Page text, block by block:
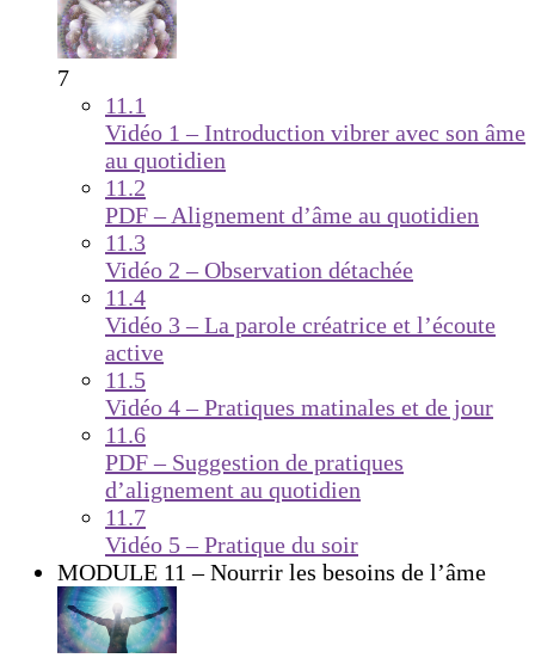
7
11.1
Vidéo 1 – Introduction vibrer avec son âme
au quotidien
11.2
PDF – Alignement d’âme au quotidien
11.3
Vidéo 2 – Observation détachée
11.4
Vidéo 3 – La parole créatrice et l’écoute
active
11.5
Vidéo 4 – Pratiques matinales et de jour
11.6
PDF – Suggestion de pratiques
d’alignement au quotidien
11.7
Vidéo 5 – Pratique du soir
MODULE 11 – Nourrir les besoins de l’âme